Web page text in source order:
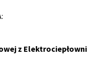
z Elektrociepłowni